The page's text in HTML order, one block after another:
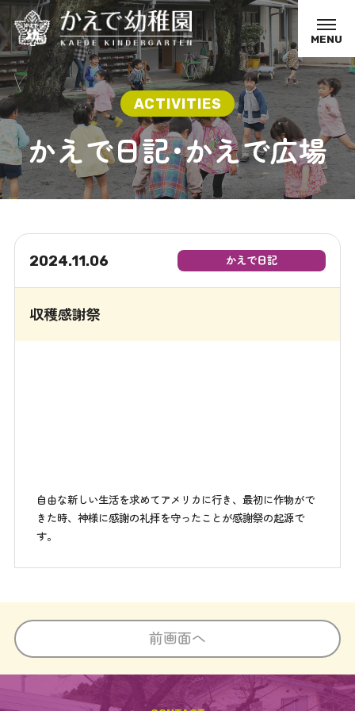
MENU
かえで日記･かえで広場
2024.11.06 かえで日記
収穫感謝祭
自由な新しい生活を求めてアメリカに行き、最初に作物がで
きた時、神様に感謝の礼拝を守ったことが感謝祭の起源で
す。
前画面へ